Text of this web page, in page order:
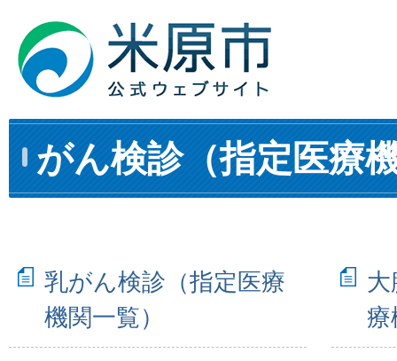
がん検診（指定医療
乳がん検診（指定医療
機関一覧）
大
療